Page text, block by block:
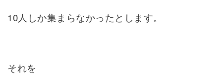
10人しか集まらなかったとします。
それを